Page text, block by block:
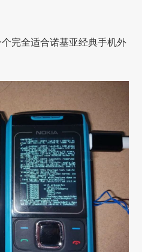
完全适合诺基亚经典手机外